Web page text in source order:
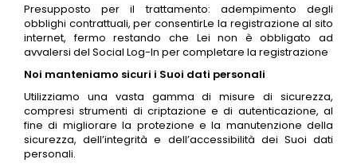
Presupposto per il trattamento: adempimento degli
obblighi contrattuali, per consentirLe la registrazione al sito
internet, fermo restando che Lei non è obbligato ad
avvalersi del Social Log-In per completare la registrazione
Noi manteniamo sicuri i Suoi dati personali
Utilizziamo una vasta gamma di misure di sicurezza,
compresi strumenti di criptazione e di autenticazione, al
fine di migliorare la protezione e la manutenzione della
sicurezza, dell’integrità e dell’accessibilità dei Suoi dati
personali.